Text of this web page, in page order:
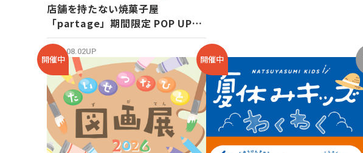
店舗を持たない焼菓子屋
「partage」期間限定 POP UP
SHOP オープン！
2026.08.02UP
開催中 開催中